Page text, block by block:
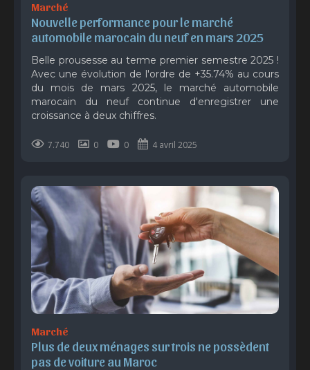
Marché
Nouvelle performance pour le marché
automobile marocain du neuf en mars 2025
Belle prousesse au terme premier semestre 2025 !
Avec une évolution de l'ordre de +35.74% au cours
du mois de mars 2025, le marché automobile
marocain du neuf continue d'enregistrer une
croissance à deux chiffres.
7.740 0 0 4 avril 2025
Marché
Plus de deux ménages sur trois ne possèdent
pas de voiture au Maroc